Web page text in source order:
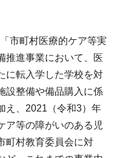
市町村医療的ケア等実
推進事業において、医
に転入学した学校を対
設整備や備品購入に係
え、2021（令和3）年
ア等の障がいのある児
町村教育委員会に対